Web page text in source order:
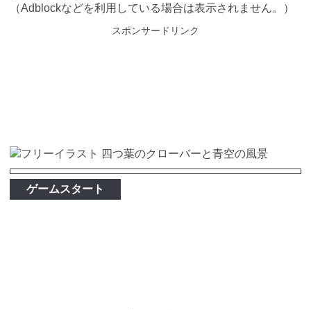
（Adblockなどを利用している場合は表示されません。）
スポンサードリンク
ゲームスタート